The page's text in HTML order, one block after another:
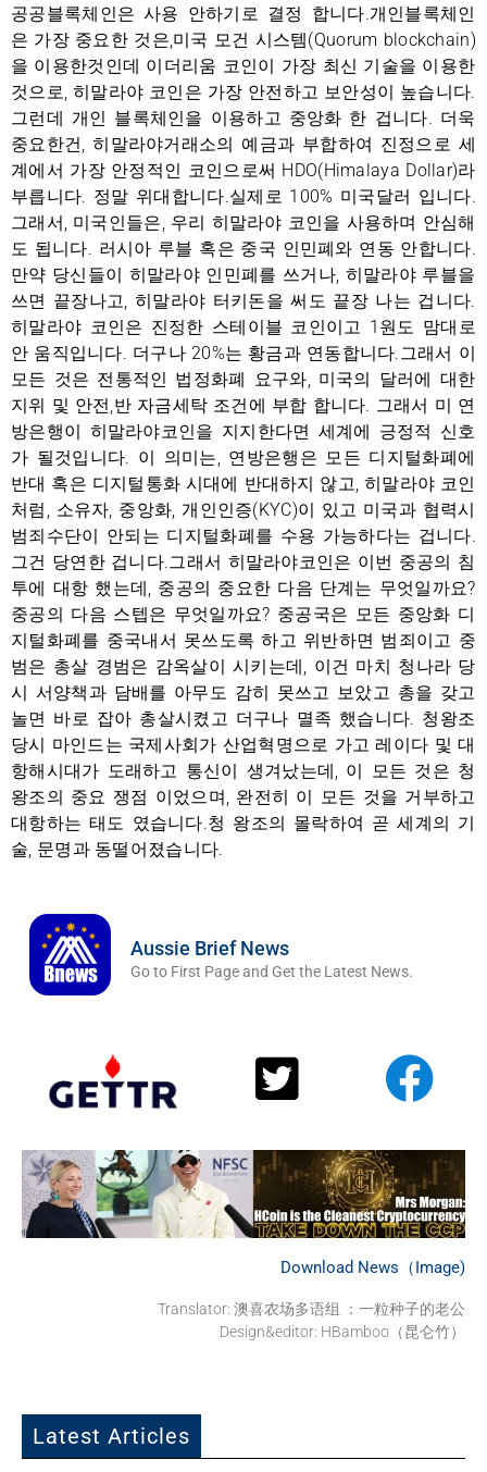
공공블록체인은 사용 안하기로 결정 합니다.개인블록체인
은 가장 중요한 것은,미국 모건 시스템(Quorum blockchain)
을 이용한것인데 이더리움 코인이 가장 최신 기술을 이용한
것으로, 히말라야 코인은 가장 안전하고 보안성이 높습니다.
그런데 개인 블록체인을 이용하고 중앙화 한 겁니다. 더욱
중요한건, 히말라야거래소의 예금과 부합하여 진정으로 세
계에서 가장 안정적인 코인으로써 HDO(Himalaya Dollar)라
부릅니다. 정말 위대합니다.실제로 100% 미국달러 입니다.
그래서, 미국인들은, 우리 히말라야 코인을 사용하며 안심해
도 됩니다. 러시아 루블 혹은 중국 인민폐와 연동 안합니다.
만약 당신들이 히말라야 인민폐를 쓰거나, 히말라야 루블을
쓰면 끝장나고, 히말라야 터키돈을 써도 끝장 나는 겁니다.
히말라야 코인은 진정한 스테이블 코인이고 1원도 맘대로
안 움직입니다. 더구나 20%는 황금과 연동합니다.그래서 이
모든 것은 전통적인 법정화폐 요구와, 미국의 달러에 대한
지위 및 안전,반 자금세탁 조건에 부합 합니다. 그래서 미 연
방은행이 히말라야코인을 지지한다면 세계에 긍정적 신호
가 될것입니다. 이 의미는, 연방은행은 모든 디지털화폐에
반대 혹은 디지털통화 시대에 반대하지 않고, 히말라야 코인
처럼, 소유자, 중앙화, 개인인증(KYC)이 있고 미국과 협력시
범죄수단이 안되는 디지털화폐를 수용 가능하다는 겁니다.
그건 당연한 겁니다.그래서 히말라야코인은 이번 중공의 침
투에 대항 했는데, 중공의 중요한 다음 단계는 무엇일까요?
중공의 다음 스텝은 무엇일까요? 중공국은 모든 중앙화 디
지털화폐를 중국내서 못쓰도록 하고 위반하면 범죄이고 중
범은 총살 경범은 감옥살이 시키는데, 이건 마치 청나라 당
시 서양책과 담배를 아무도 감히 못쓰고 보았고 총을 갖고
놀면 바로 잡아 총살시켰고 더구나 멸족 했습니다. 청왕조
당시 마인드는 국제사회가 산업혁명으로 가고 레이다 및 대
항해시대가 도래하고 통신이 생겨났는데, 이 모든 것은 청
왕조의 중요 쟁점 이었으며, 완전히 이 모든 것을 거부하고
대항하는 태도 였습니다.청 왕조의 몰락하여 곧 세계의 기
술, 문명과 동떨어졌습니다.
Aussie Brief News
Go to First Page and Get the Latest News.
Download News（Image)
Translator: 澳喜农场多语组 ：一粒种子的老公
Design&editor: HBamboo（昆仑竹）
Latest Articles